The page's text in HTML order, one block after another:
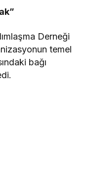
Derneği
temel
bağı